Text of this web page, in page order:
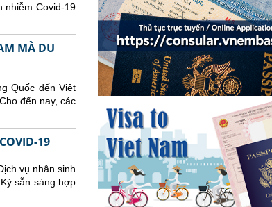
nhiễm Covid-19
MÀ DU
Quốc đến Việt
đến nay, các
19
vụ nhân sinh
sẵn sàng hợp